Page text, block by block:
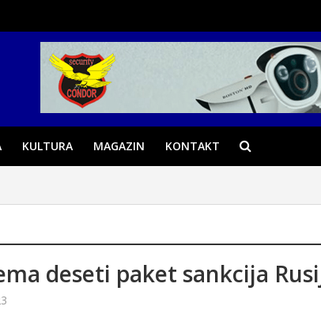
KULTURA MAGAZIN KONTAKT
deseti paket sankcija